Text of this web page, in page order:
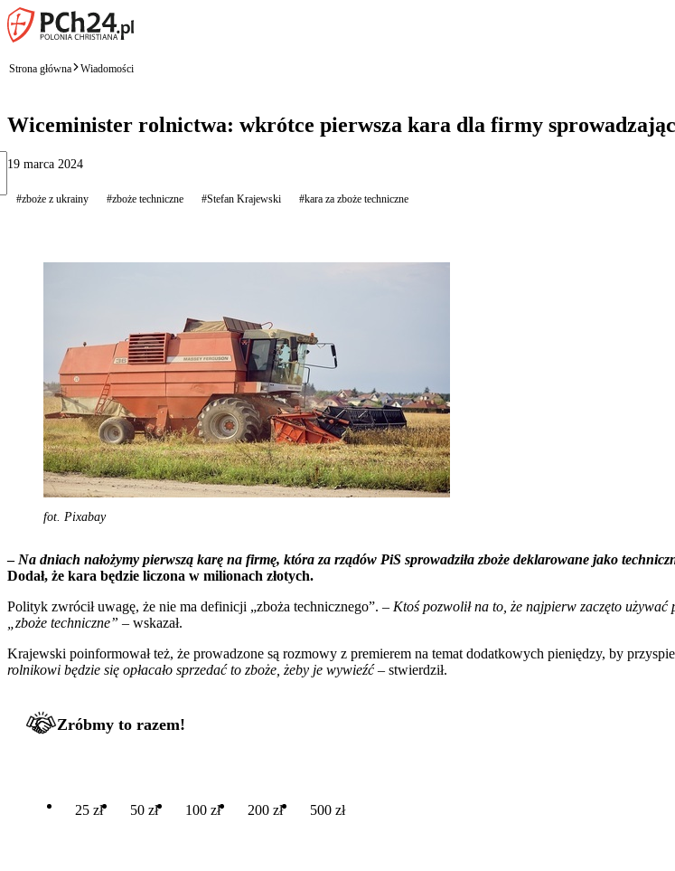
Strona główna Wiadomości
Wiceminister rolnictwa: wkrótce pierwsza kara dla firmy
19 marca 2024
#zboże z ukrainy #zboże techniczne #Stefan Krajewski #kara za zboże techniczne
fot. Pixabay
– Na dniach nałożymy pierwszą karę na firmę, która za rządów PiS sprowadziła zboże deklarowane jako
Dodał, że kara będzie liczona w milionach złotych.
Polityk zwrócił uwagę, że nie ma definicji „zboża technicznego”. – Ktoś pozwolił na to, że najpierw zaczęto
„zboże techniczne” – wskazał.
Krajewski poinformował też, że prowadzone są rozmowy z premierem na temat dodatkowych pieniędzy, by
rolnikowi będzie się opłacało sprzedać to zboże, żeby je wywieźć– stwierdził.
Zróbmy to razem!
25 zł 50 zł 100 zł 200 zł 500 zł